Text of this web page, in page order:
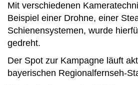
Mit verschiedenen
Beispiel einer Drohne, einer
Schienensystemen, wurde
gedreht.
Der Spot zur Kampagne läuft
bayerischen Regionalfernseh-